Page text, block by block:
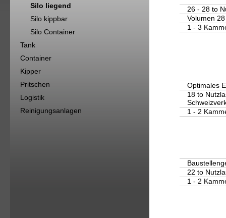
Silo liegend
Silo kippbar
Silo Container
Tank
Container
Kipper
Pritschen
Logistik
Reinigungsanlagen
26 - 28 to
Volumen
1 - 3
Optimales
18 to
1 - 2
22 to
1 - 2